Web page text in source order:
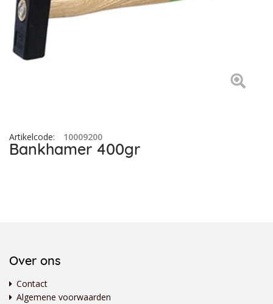
Artikelcode: 10009200
Bankhamer 400gr
Over ons
Contact
Algemene voorwaarden